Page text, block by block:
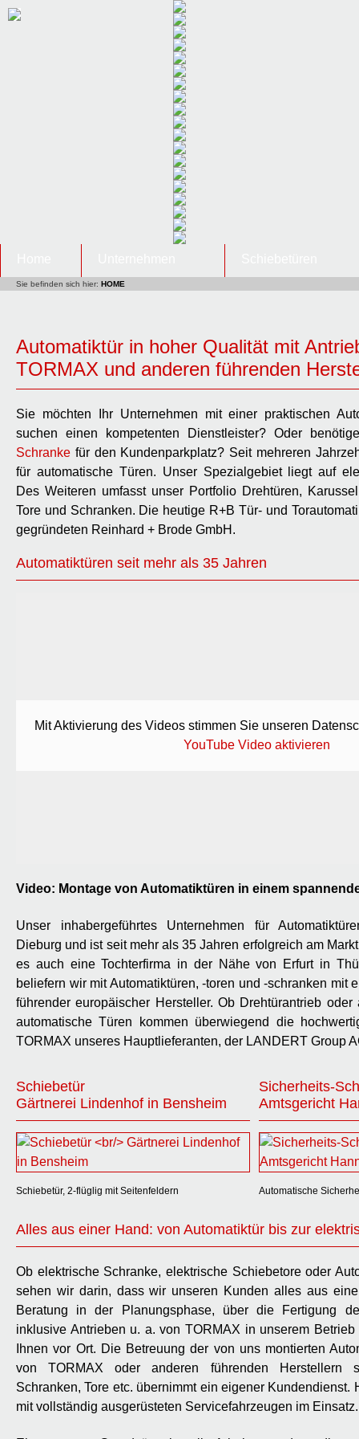
Sie befinden sich hier: HOME
Automatiktür in hoher Qualität mit
TORMAX und anderen führenden
Sie möchten Ihr Unternehmen mit einer praktischen
suchen einen kompetenten Dienstleister? Oder
Schranke für den Kundenparkplatz? Seit mehreren
für automatische Türen. Unser Spezialgebiet liegt auf
Des Weiteren umfasst unser Portfolio Drehtüren,
Tore und Schranken. Die heutige R+B Tür- und
gegründeten Reinhard + Brode GmbH.
Automatiktüren seit mehr als 35 Jahren
Mit Aktivierung des Videos stimmen Sie unseren
YouTube Video aktivieren
Video: Montage von Automatiktüren in einem
Unser inhabergeführtes Unternehmen für
Dieburg und ist seit mehr als 35 Jahren erfolgreich am
es auch eine Tochterfirma in der Nähe von Erfurt in
beliefern wir mit Automatiktüren, -toren und -schranken mit
führender europäischer Hersteller. Ob Drehtürantrieb
automatische Türen kommen überwiegend die
TORMAX unseres Hauptlieferanten, der LANDERT Group
Schiebetür
Gärtnerei Lindenhof in Bensheim
Schiebetür, 2-flüglig mit Seitenfeldern
Sicherheits-
Amtsgericht
Automatische
Alles aus einer Hand: von Automatiktür bis zur
Ob elektrische Schranke, elektrische Schiebetore oder
sehen wir darin, dass wir unseren Kunden alles aus
Beratung in der Planungsphase, über die Fertigung
inklusive Antrieben u. a. von TORMAX in unserem
Ihnen vor Ort. Die Betreuung der von uns montierten
von TORMAX oder anderen führenden Herstellern
Schranken, Tore etc. übernimmt ein eigener Kundendienst.
mit vollständig ausgerüsteten Servicefahrzeugen im Einsatz.